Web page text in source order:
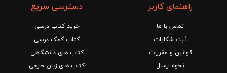
راهنمای کاربر
تماس با ما
ثبت شکایات
قوانین و مقررات
نحوه ارسال
دسترسی سریع
خرید کتاب درسی
کتاب کمک درسی
کتاب های دانشگاهی
کتاب های زبان خارجی